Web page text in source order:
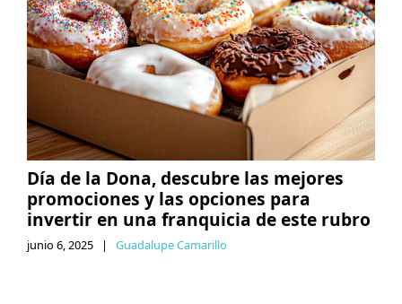
Día de la Dona, descubre las mejores
promociones y las opciones para
invertir en una franquicia de este rubro
junio 6, 2025 | Guadalupe Camarillo